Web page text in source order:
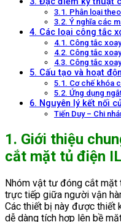
3.1. Phân loại
3.2. Ý nghĩa các
4. Các loại công tắc
4.1. Công tắc
4.2. Công tắc
4.3. Công tắc
5. Cấu tạo và hoạt
5.1. Cơ chế khóa
5.2. Ứng dụng
6. Nguyên lý kết nối
Tiến Duy – Chi
1. Giới thiệu
cắt mặt tủ điện
Nhóm vật tư đóng cắt mặt
trực tiếp giữa người vận
Các thiết bị này được thiết
dễ dàng tích hợp lên bề